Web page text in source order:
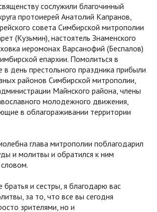
сослужили благочинный
протоиерей Анатолий Капранов,
совета Симбирской митрополии
(Кузьмин), настоятель Знаменского
иеромонах Варсанофий (Беспалов)
епархии. Помолиться в
в день престольного праздника прибыли
районов Симбирской митрополии,
Майнского района, члены
молодежного движения,
в облагораживании территории
глава митрополии поблагодарил
и молитвы и обратился к ним
и сестры, я благодарю вас
за то, что все вы сегодня
зрителями, но и